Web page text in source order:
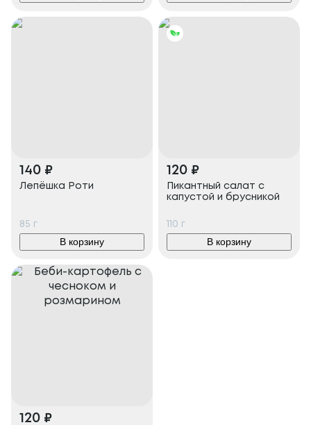
140 ₽
Лепёшка Роти
85 г
В корзину
120 ₽
Пикантный салат с
капустой и брусникой
110 г
В корзину
120 ₽